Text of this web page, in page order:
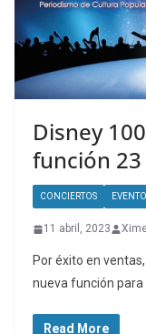
Disney
función
CONCIERTOS
11 abril, 2023
Por éxito en
nueva función para
Read More